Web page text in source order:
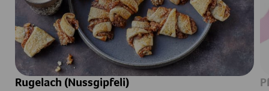
Rugelach (Nussgipfeli)